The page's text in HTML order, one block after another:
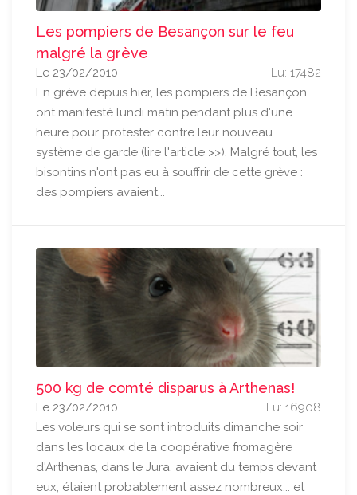
Les pompiers de Besançon sur le feu
malgré la grève
Lu: 17482
Le 23/02/2010
En grève depuis hier, les pompiers de Besançon
ont manifesté lundi matin pendant plus d'une
heure pour protester contre leur nouveau
système de garde (lire l'article >>). Malgré tout, les
bisontins n'ont pas eu à souffrir de cette grève :
des pompiers avaient...
500 kg de comté disparus à Arthenas!
Lu: 16908
Le 23/02/2010
Les voleurs qui se sont introduits dimanche soir
dans les locaux de la coopérative fromagère
d'Arthenas, dans le Jura, avaient du temps devant
eux, étaient probablement assez nombreux... et